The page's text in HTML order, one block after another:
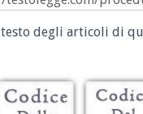
degli articoli di